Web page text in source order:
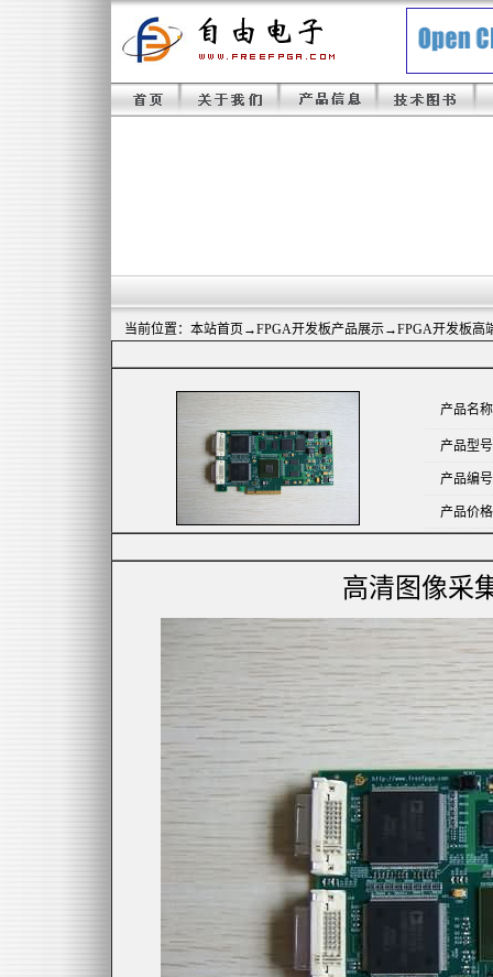
当前位置： 本站首页 →FPGA开发板产品展示→FPGA开发板高
产品名
产品型
产品编
产品价
高清图像采